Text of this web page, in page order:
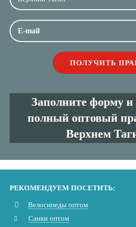
Заполните форму и
полный оптовый
Верхнем
РЕКОМЕНДУЕМ ПОСЕТИТЬ:
Велосипеды оптом
Санки оптом